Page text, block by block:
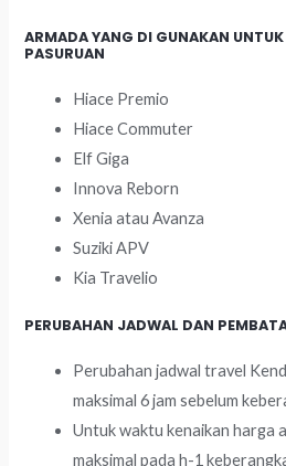
ARMADA YANG DI GUNAKAN UNTUK
PASURUAN
Hiace Premio
Hiace Commuter
Elf Giga
Innova Reborn
Xenia atau Avanza
Suziki APV
Kia Travelio
PERUBAHAN JADWAL DAN
Perubahan jadwal travel
maksimal 6 jam sebelum
Untuk waktu kenaikan harga
maksimal pada h-1